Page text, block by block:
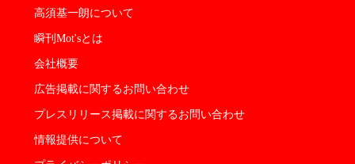
高須基一朗について
瞬刊Mot'sとは
会社概要
広告掲載に関するお問い合わせ
プレスリリース掲載に関するお問い合わせ
情報提供について